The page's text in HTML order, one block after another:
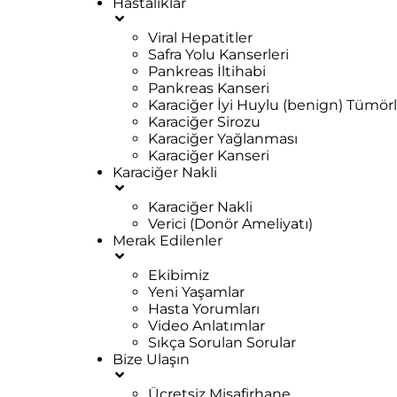
Viral Hepatitler
Safra Yolu Kanserleri
Pankreas İltihabi
Pankreas Kanseri
Karaciğer İyi Huylu (benign)
Karaciğer Sirozu
Karaciğer Yağlanması
Karaciğer Kanseri
Karaciğer Nakli
Karaciğer Nakli
Verici (Donör Ameliyatı)
Merak Edilenler
Ekibimiz
Yeni Yaşamlar
Hasta Yorumları
Video Anlatımlar
Sıkça Sorulan Sorular
Bize Ulaşın